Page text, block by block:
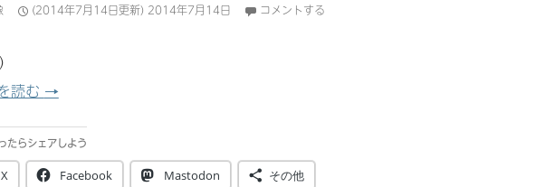
(2014年7月14日更新) 2014年7月14日 コメントする
読む 出町桝形商店街の七夕夜店に行けなかった
→
たらシェアしよう
X Facebook Mastodon その他